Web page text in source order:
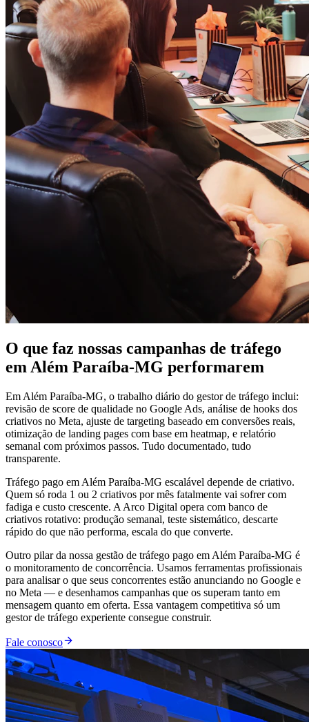
O que faz nossas campanhas de tráfego
em Além Paraíba-MG performarem
Em Além Paraíba-MG, o trabalho diário do gestor de tráfego inclui:
revisão de score de qualidade no Google Ads, análise de hooks dos
criativos no Meta, ajuste de targeting baseado em conversões reais,
otimização de landing pages com base em heatmap, e relatório
semanal com próximos passos. Tudo documentado, tudo
transparente.
Tráfego pago em Além Paraíba-MG escalável depende de criativo.
Quem só roda 1 ou 2 criativos por mês fatalmente vai sofrer com
fadiga e custo crescente. A Arco Digital opera com banco de
criativos rotativo: produção semanal, teste sistemático, descarte
rápido do que não performa, escala do que converte.
Outro pilar da nossa gestão de tráfego pago em Além Paraíba-MG é
o monitoramento de concorrência. Usamos ferramentas profissionais
para analisar o que seus concorrentes estão anunciando no Google e
no Meta — e desenhamos campanhas que os superam tanto em
mensagem quanto em oferta. Essa vantagem competitiva só um
gestor de tráfego experiente consegue construir.
Fale conosco